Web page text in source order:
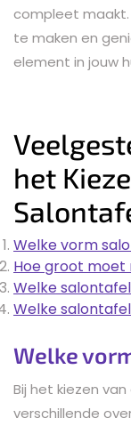
compleet maakt.
te maken en
element in jouw
het
Welke vorm
Hoe groot moet
Welke
Welke
Welke
Bij het kiezen
verschillende